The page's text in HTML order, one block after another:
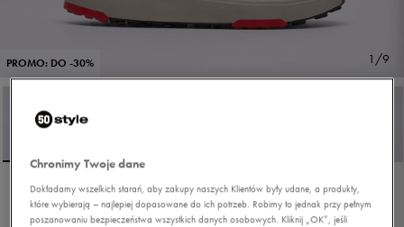
PROMO: DO -30% 1/9
NIKE C1TY
Chronimy Twoje dane
Dokładamy wszelkich starań, aby zakupy naszych Klientów były udane, a produkty,
które wybierają – najlepiej dopasowane do ich potrzeb. Robimy to jednak przy pełnym
poszanowaniu bezpieczeństwa wszystkich danych osobowych. Kliknij „OK”, jeśli